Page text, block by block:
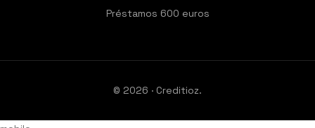
Préstamos 600 euros
© 2026 · Creditioz.